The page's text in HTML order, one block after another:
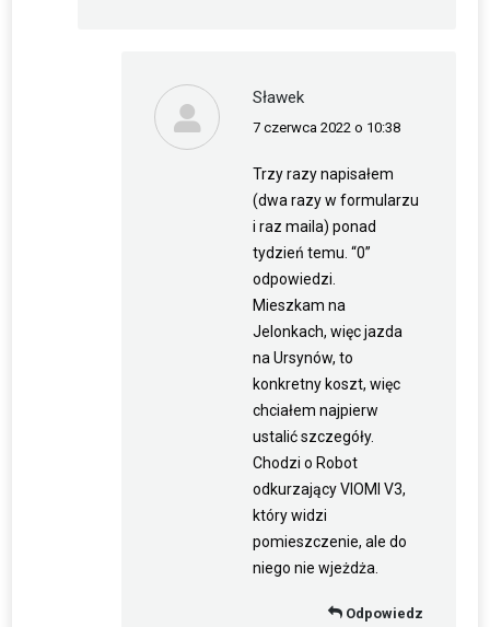
Sławek
napisał(a):
7 czerwca 2022 o 10:38
Trzy razy napisałem
(dwa razy w formularzu
i raz maila) ponad
tydzień temu. “0”
odpowiedzi.
Mieszkam na
Jelonkach, więc jazda
na Ursynów, to
konkretny koszt, więc
chciałem najpierw
ustalić szczegóły.
Chodzi o Robot
odkurzający VIOMI V3,
który widzi
pomieszczenie, ale do
niego nie wjeżdża.
Odpowiedz